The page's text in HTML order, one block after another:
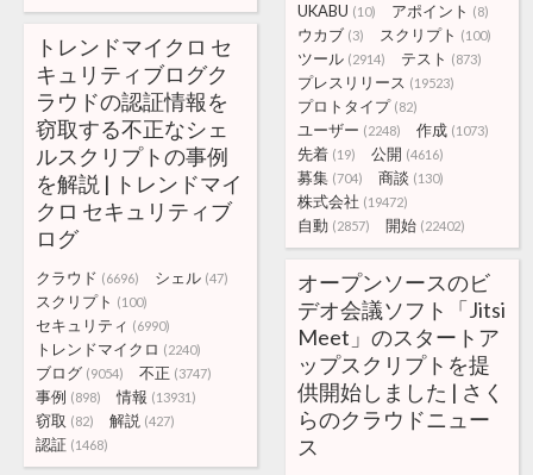
UKABU (10) アポイント (8)
ウカブ (3) スクリプト (100)
ツール (2914) テスト (873)
プレスリリース (19523)
プロトタイプ (82)
ユーザー (2248) 作成 (1073)
先着 (19) 公開 (4616)
募集 (704) 商談 (130)
株式会社 (19472)
自動 (2857) 開始 (22402)
トレンドマイクロ セ
キュリティブログク
ラウドの認証情報を
窃取する不正なシェ
ルスクリプトの事例
を解説 | トレンドマイ
クロ セキュリティブ
ログ
クラウド (6696) シェル (47)
スクリプト (100)
セキュリティ (6990)
トレンドマイクロ (2240)
ブログ (9054) 不正 (3747)
事例 (898) 情報 (13931)
窃取 (82) 解説 (427)
認証 (1468)
オープンソースのビ
デオ会議ソフト「Jitsi
Meet」のスタートア
ップスクリプトを提
供開始しました | さく
らのクラウドニュー
ス